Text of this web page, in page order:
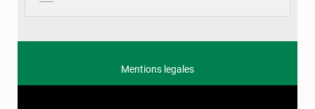
Mentions legales